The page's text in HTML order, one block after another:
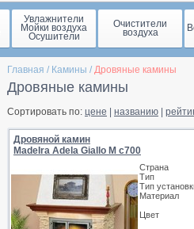
Увлажнители
Мойки воздуха
Осушители
Очистители
воздуха
Главная / Камины / Дровяные камины
Дровяные камины
Сортировать по: цене названию
Дровяной камин
MadeIra Adela Giallo М с700
Страна
Тип
Тип
Материал
Цвет